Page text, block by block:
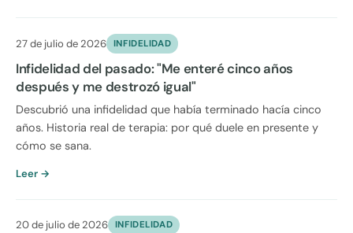
27 de julio de 2026 INFIDELIDAD
Infidelidad del pasado: "Me enteré cinco años
después y me destrozó igual"
Descubrió una infidelidad que había terminado hacía cinco
años. Historia real de terapia: por qué duele en presente y
cómo se sana.
Leer →
20 de julio de 2026 INFIDELIDAD